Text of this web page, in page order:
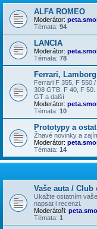
ALFA ROMEO
Moderátor:
Témata: 94
LANCIA
Moderátor:
Témata: 78
Ferrari,
Ferrari F 355, F 550
308 GTB, F 40, F 50.
GT a další
Moderátor:
Témata: 10
Prototypy a
Žhavé novinky a
Moderátor:
Témata: 14
Vaše auta / Club
Ukažte ostatním
napsat i recenzi.
Moderátoři:
Témata: 1